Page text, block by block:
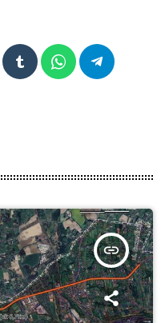
insert_link